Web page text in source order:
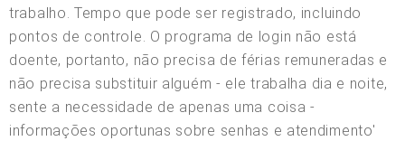
trabalho. Tempo que pode ser registrado, incluindo
pontos de controle. O programa de login não está
doente, portanto, não precisa de férias remuneradas e
não precisa substituir alguém - ele trabalha dia e noite,
sente a necessidade de apenas uma coisa -
informações oportunas sobre senhas e atendimento'